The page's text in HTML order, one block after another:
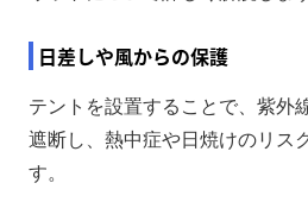
日差しや風からの保護
テントを設置することで、紫外
遮断し、熱中症や日焼けのリス
す。